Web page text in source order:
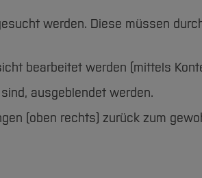
werden. Diese müssen
bearbeitet werden (mittels
ausgeblendet werden.
(oben rechts) zurück zum